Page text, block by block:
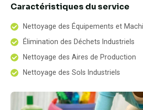
Caractéristiques du service
Nettoyage des Équipements et
Élimination des Déchets Industriels
Nettoyage des Aires de Production
Nettoyage des Sols Industriels